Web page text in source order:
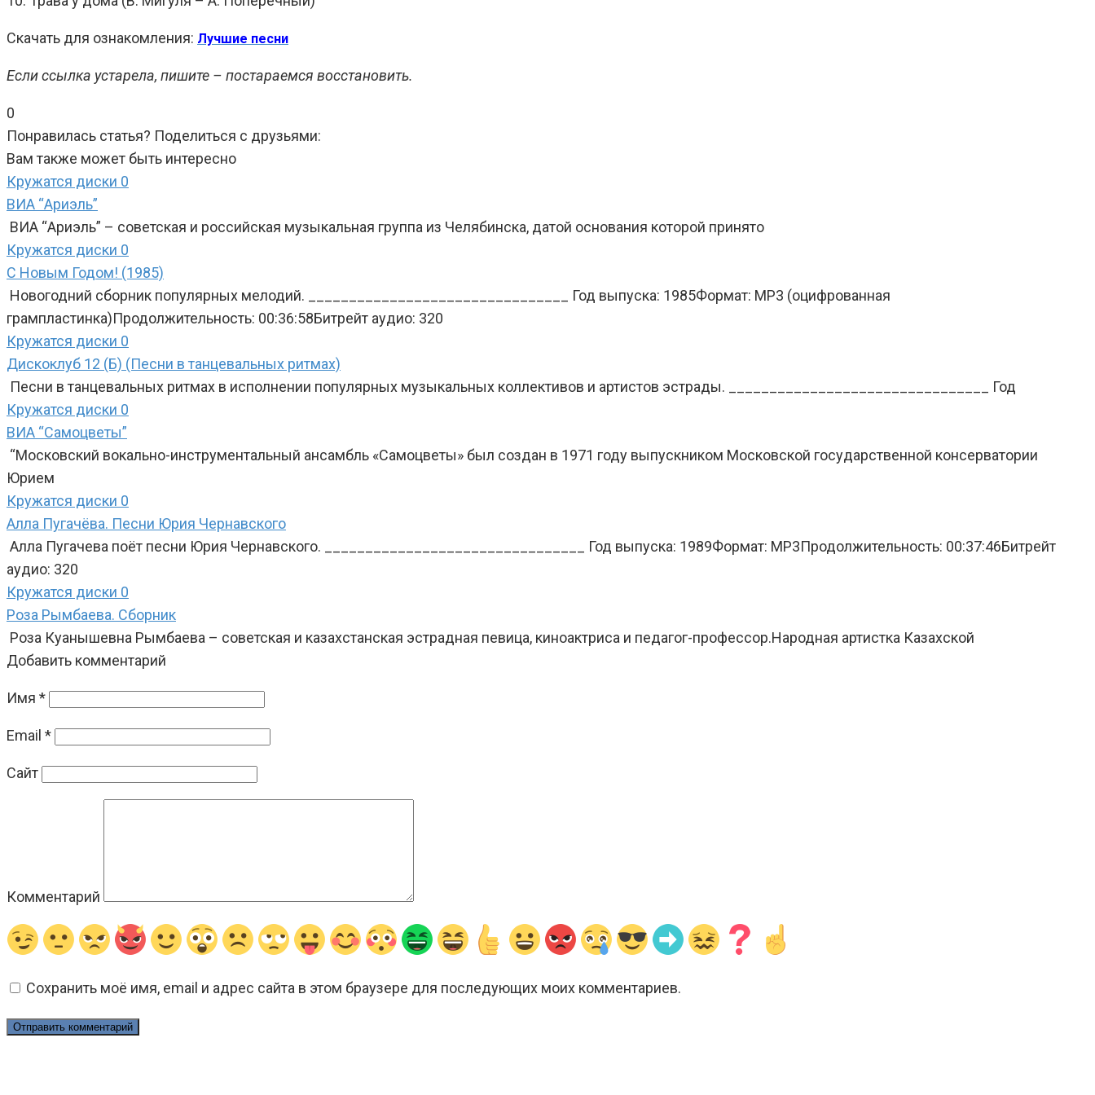
Скачать для ознакомления: Лучшие песни
Если ссылка устарела, пишите – постараемся восстановить.
0
Понравилась статья? Поделиться с друзьями:
Вам также может быть интересно
Кружатся диски 0
ВИА “Ариэль”
ВИА “Ариэль” – советская и российская музыкальная группа из Челябинска, датой основания которой принято
Кружатся диски 0
С Новым Годом! (1985)
Новогодний сборник популярных мелодий. ________________________________ Год выпуска: 1985Формат: MP3 (оцифрованная
грампластинка)Продолжительность: 00:36:58Битрейт аудио: 320
Кружатся диски 0
Дискоклуб 12 (Б) (Песни в танцевальных ритмах)
Песни в танцевальных ритмах в исполнении популярных музыкальных коллективов и артистов эстрады. ________________________________ Год
Кружатся диски 0
ВИА “Самоцветы”
“Московский вокально-инструментальный ансамбль «Самоцветы» был создан в 1971 году выпускником Московской государственной консерватории
Юрием
Кружатся диски 0
Алла Пугачёва. Песни Юрия Чернавского
Алла Пугачева поёт песни Юрия Чернавского. ________________________________ Год выпуска: 1989Формат: MP3Продолжительность: 00:37:46Битрейт
аудио: 320
Кружатся диски 0
Роза Рымбаева. Сборник
Роза Куанышевна Рымбаева – советская и казахстанская эстрадная певица, киноактриса и педагог-профессор.Народная артистка Казахской
Добавить комментарий
Имя *
Email *
Сайт
Комментарий
Сохранить моё имя, email и адрес сайта в этом браузере для последующих моих комментариев.